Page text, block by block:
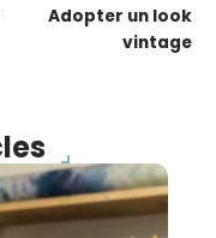
Adopter un look
vintage